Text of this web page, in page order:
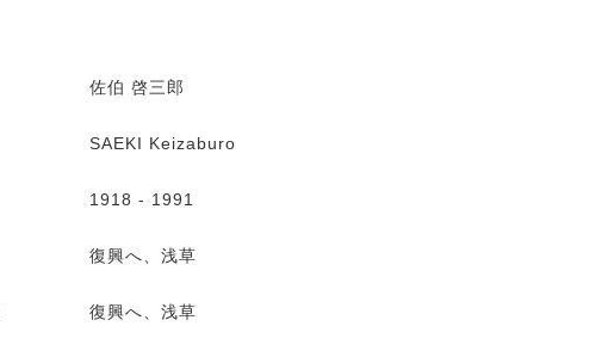
佐伯 啓三郎
SAEKI Keizaburo
1918 - 1991
復興へ、浅草
復興へ、浅草